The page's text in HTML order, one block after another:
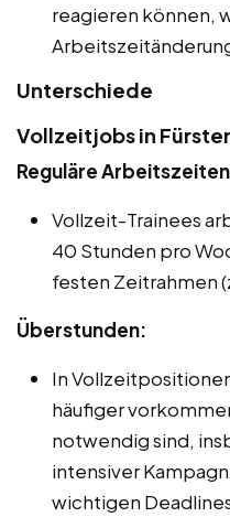
reagieren können,
Unterschiede
Vollzeitjobs in
Reguläre
Vollzeit-Trainees
40 Stunden pro
festen Zeitrahmen
Überstunden:
In
häufiger
notwendig sind,
intensiver
wichtigen